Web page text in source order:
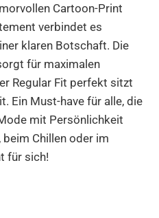
Cartoon-Print
verbindet es
klaren Botschaft. Die
für maximalen
Regular Fit perfekt sitzt
Ein Must-have für alle, die
mit Persönlichkeit
Chillen oder im
für sich!